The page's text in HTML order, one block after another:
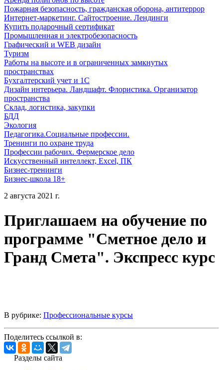
Пожарная безопасность, гражданская оборона, антитеррор
Интернет-маркетинг. Сайтостроение. Лендинги
Купить подарочный сертификат
Промышленная и электробезопасность
Графический и WEB дизайн
Туризм
Работы на высоте и в ограниченных замкнутых
пространствах
Бухгалтерский учет и 1С
Дизайн интерьера. Ландшафт. Флористика. Организатор
пространства
Склад, логистика, закупки
БДД
Экология
Педагогика.Социальные профессии.
Тренинги по охране труда
Профессии рабочих. Фермерское дело
Искусственный интеллект, Excel, ПК
Бизнес-тренинги
Бизнес-школа 18+
2 августа 2021 г.
Приглашаем на обучение по
программе "Сметное дело и
Гранд Смета". Экспресс курс
В рубрике: Профессиональные курсы
Поделитесь ссылкой в:
Разделы сайта